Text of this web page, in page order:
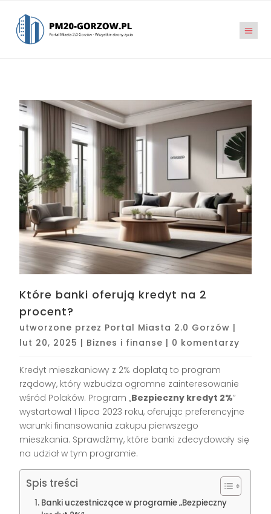
Które banki oferują kredyt na 2
procent?
utworzone przez Portal Miasta 2.0 Gorzów |
lut 20, 2025 | Biznes i finanse | 0 komentarzy
Kredyt mieszkaniowy z 2% dopłatą to program
rządowy, który wzbudza ogromne zainteresowanie
wśród Polaków. Program „Bezpieczny kredyt 2%”
wystartował 1 lipca 2023 roku, oferując preferencyjne
warunki finansowania zakupu pierwszego
mieszkania. Sprawdźmy, które banki zdecydowały się
na udział w tym programie.
Spis treści
Banki uczestniczące w programie „Bezpieczny